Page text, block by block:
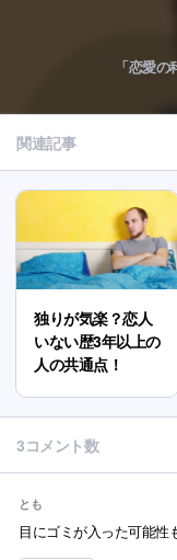
「恋愛
関連記事
独りが気楽？恋人
いない歴3年以上の
人の共通点！
3コメント数
とも
目にゴミが入った可能性